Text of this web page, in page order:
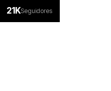
21KSeguidores